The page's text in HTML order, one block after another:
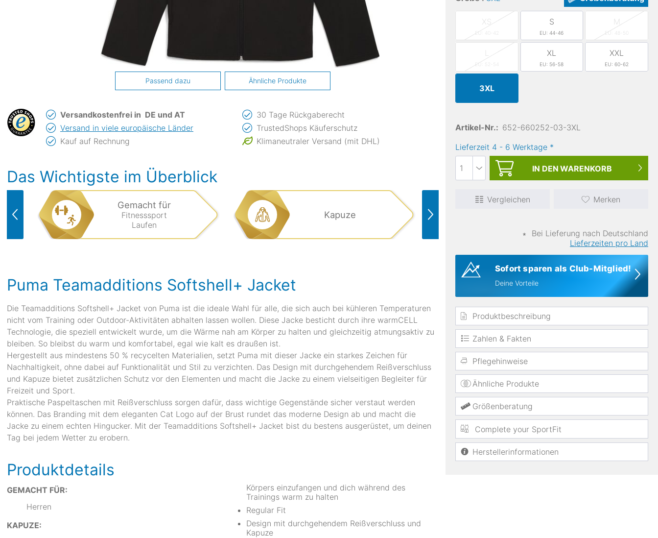
XS
EU: 40-42
S
EU: 44-46
M
EU: 48-50
EU: 52-54
XL
EU: 56-58
XXL
EU: 60-62
3XL
Artikel-Nr.: 652-660252-03-3XL
Lieferzeit 4 - 6 Werktage *
IN DEN WARENKORB
Vergleichen Merken
∗
Bei Lieferung nach Deutschland
Lieferzeiten pro Land
Sofort sparen als Club-Mitglied!
Deine Vorteile
Produktbeschreibung
Zahlen & Fakten
Pflegehinweise
Ähnliche Produkte
Größenberatung
Complete your SportFit
Herstellerinformationen
Passend dazu Ähnliche Produkte
Versandkostenfrei in DE und AT
Versand in viele europäische Länder
Kauf auf Rechnung
30 Tage Rückgaberecht
TrustedShops Käuferschutz
Klimaneutraler Versand (mit DHL)
Das Wichtigste im Überblick
Gemacht für
Fitnesssport
Laufen
Kapuze
Puma Teamadditions Softshell+ Jacket
Die Teamadditions Softshell+ Jacket von Puma ist die ideale Wahl für alle, die sich auch bei kühleren Temperaturen
nicht vom Training oder Outdoor-Aktivitäten abhalten lassen wollen. Diese Jacke besticht durch ihre warmCELL
Technologie, die speziell entwickelt wurde, um die Wärme nah am Körper zu halten und gleichzeitig atmungsaktiv zu
bleiben. So bleibst du warm und komfortabel, egal wie kalt es draußen ist.
Hergestellt aus mindestens 50 % recycelten Materialien, setzt Puma mit dieser Jacke ein starkes Zeichen für
Nachhaltigkeit, ohne dabei auf Funktionalität und Stil zu verzichten. Das Design mit durchgehendem Reißverschluss
und Kapuze bietet zusätzlichen Schutz vor den Elementen und macht die Jacke zu einem vielseitigen Begleiter für
Freizeit und Sport.
Praktische Paspeltaschen mit Reißverschluss sorgen dafür, dass wichtige Gegenstände sicher verstaut werden
können. Das Branding mit dem eleganten Cat Logo auf der Brust rundet das moderne Design ab und macht die
Jacke zu einem echten Hingucker. Mit der Teamadditions Softshell+ Jacket bist du bestens ausgerüstet, um deinen
Tag bei jedem Wetter zu erobern.
Produktdetails
GEMACHT FÜR:
Herren
KAPUZE:
Körpers einzufangen und dich während des
Trainings warm zu halten
Regular Fit
Design mit durchgehendem Reißverschluss und
Kapuze